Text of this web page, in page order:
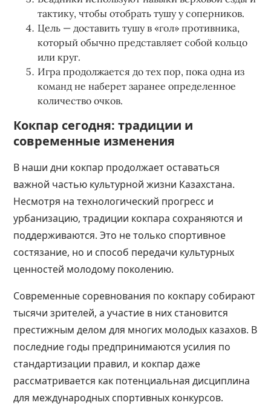
тактику, чтобы отобрать тушу у соперников.
Цель — доставить тушу в «гол» противника,
который обычно представляет собой кольцо
или круг.
Игра продолжается до тех пор, пока одна из
команд не наберет заранее определенное
количество очков.
Кокпар сегодня: традиции и
современные изменения
В наши дни кокпар продолжает оставаться
важной частью культурной жизни Казахстана.
Несмотря на технологический прогресс и
урбанизацию, традиции кокпара сохраняются и
поддерживаются. Это не только спортивное
состязание, но и способ передачи культурных
ценностей молодому поколению.
Современные соревнования по кокпару собирают
тысячи зрителей, а участие в них становится
престижным делом для многих молодых казахов. В
последние годы предпринимаются усилия по
стандартизации правил, и кокпар даже
рассматривается как потенциальная дисциплина
для международных спортивных конкурсов.